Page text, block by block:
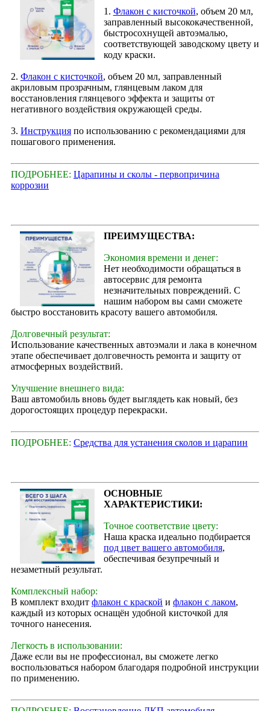
1. Флакон с кисточкой, объем 20 мл,
заправленный высококачественной,
быстросохнущей автоэмалью,
соответствующей заводскому цвету и
коду краски.
2. Флакон с кисточкой, объем 20 мл, заправленный
акриловым прозрачным, глянцевым лаком для
восстановления глянцевого эффекта и защиты от
негативного воздействия окружающей среды.
3. Инструкция по использованию с рекомендациями для
пошагового применения.
ПОДРОБНЕЕ: Царапины и сколы - первопричина
коррозии
ПРЕИМУЩЕСТВА:
Экономия времени и денег:
Нет необходимости обращаться в
автосервис для ремонта
незначительных повреждений. С
нашим набором вы сами сможете
быстро восстановить красоту вашего автомобиля.
Долговечный результат:
Использование качественных автоэмали и лака в конечном
этапе обеспечивает долговечность ремонта и защиту от
атмосферных воздействий.
Улучшение внешнего вида:
Ваш автомобиль вновь будет выглядеть как новый, без
дорогостоящих процедур перекраски.
ПОДРОБНЕЕ: Средства для устанения сколов и царапин
ОСНОВНЫЕ
ХАРАКТЕРИСТИКИ:
Точное соответствие цвету:
Наша краска идеально подбирается
под цвет вашего автомобиля,
обеспечивая безупречный и
незаметный результат.
Комплексный набор:
В комплект входит флакон с краской и флакон с лаком,
каждый из которых оснащён удобной кисточкой для
точного нанесения.
Легкость в использовании:
Даже если вы не профессионал, вы сможете легко
воспользоваться набором благодаря подробной инструкции
по применению.